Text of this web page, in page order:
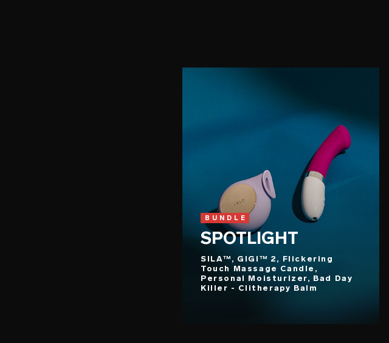
BUNDLE
SPOTLIGHT
SILA™, GIGI™ 2, Flickering
Touch Massage Candle,
Personal Moisturizer, Bad Day
Killer - Clitherapy Balm